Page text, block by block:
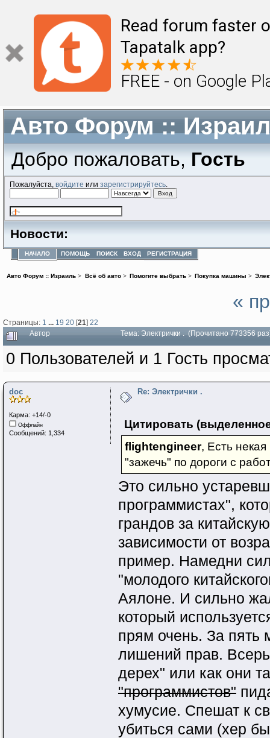
Read forum faster
Tapatalk app?
FREE - on Google
Авто Форум ::
Добро пожаловать,Гость
Пожалуйста,войдите илизарегистрируйтесь
Новости:
НАЧАЛО ПОМОЩЬ ПОИСК ВХОД РЕГИСТРАЦИЯ
Авто Форум :: Израиль > Всё об авто> Помогите выбрать> Покупка машины >
«
Страницы: 1 ... 19 20 [21] 22
Автор Тема: Электрички . (Прочитано 773356
0 Пользователей и 1 Гость
doc
Карма: +14/-0
Оффлайн
Сообщений: 1,334
Re: Электрички .
Цитировать
flightengineer, Есть
"зажечь" по дороги с
Это сильно
программистах",
грандов за
зависимости от
пример. Намедни
"молодого
Аялоне. И сильно
который
прям очень. За пять
лишений прав.
дерех" или как они
"программистов"
хумусие. Спешат к
убиться сами (хер